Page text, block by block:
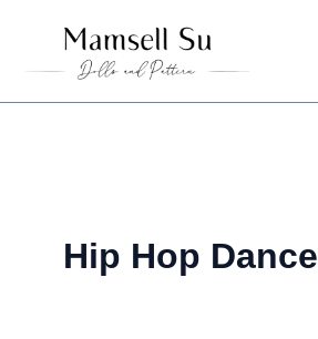
springen
Hip Hop Dance